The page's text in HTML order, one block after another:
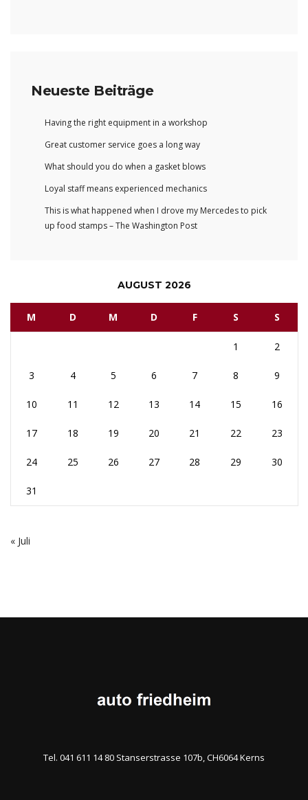
Neueste Beiträge
Having the right equipment in a workshop
Great customer service goes a long way
What should you do when a gasket blows
Loyal staff means experienced mechanics
This is what happened when I drove my Mercedes to pick
up food stamps – The Washington Post
AUGUST 2026
M D M D F S S
1 2
3 4 5 6 7 8 9
10 11 12 13 14 15 16
17 18 19 20 21 22 23
24 25 26 27 28 29 30
31
« Juli
Tel. 041 611 14 80 Stanserstrasse 107b, CH6064 Kerns